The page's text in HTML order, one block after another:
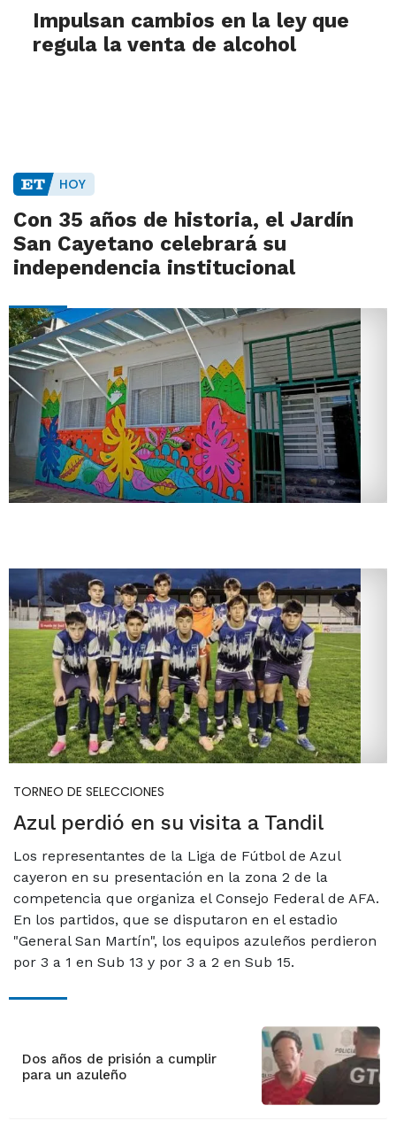
Impulsan cambios en la ley que
regula la venta de alcohol
HOY
Con 35 años de historia, el Jardín
San Cayetano celebrará su
independencia institucional
TORNEO DE SELECCIONES
Azul perdió en su visita a Tandil
Los representantes de la Liga de Fútbol de Azul
cayeron en su presentación en la zona 2 de la
competencia que organiza el Consejo Federal de AFA.
En los partidos, que se disputaron en el estadio
"General San Martín", los equipos azuleños perdieron
por 3 a 1 en Sub 13 y por 3 a 2 en Sub 15.
Dos años de prisión a cumplir
para un azuleño